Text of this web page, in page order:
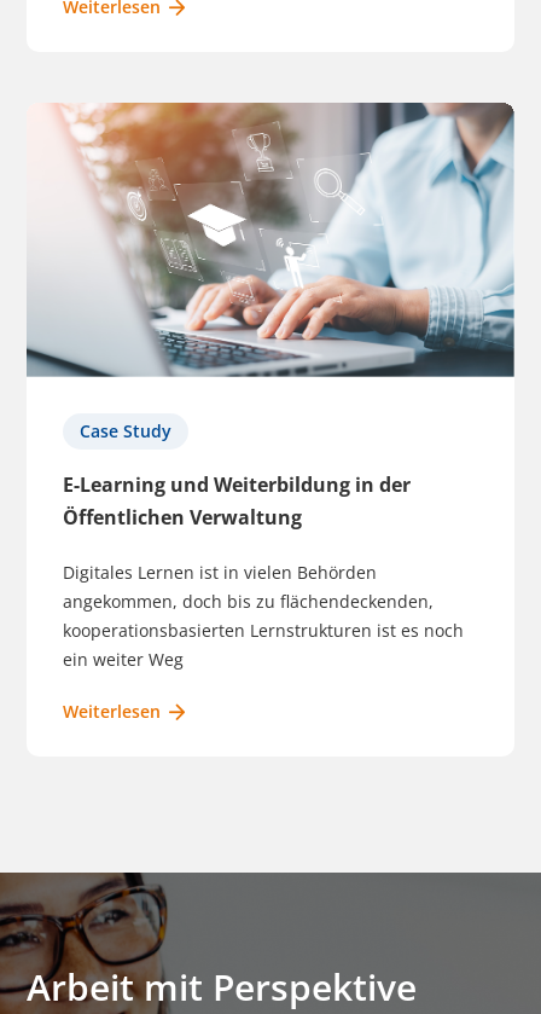
Weiterlesen
Case Study
E-Learning und Weiterbildung in der
Öffentlichen Verwaltung
Digitales Lernen ist in vielen Behörden
angekommen, doch bis zu flächendeckenden,
kooperationsbasierten Lernstrukturen ist es noch
ein weiter Weg
Weiterlesen
Arbeit mit Perspektive